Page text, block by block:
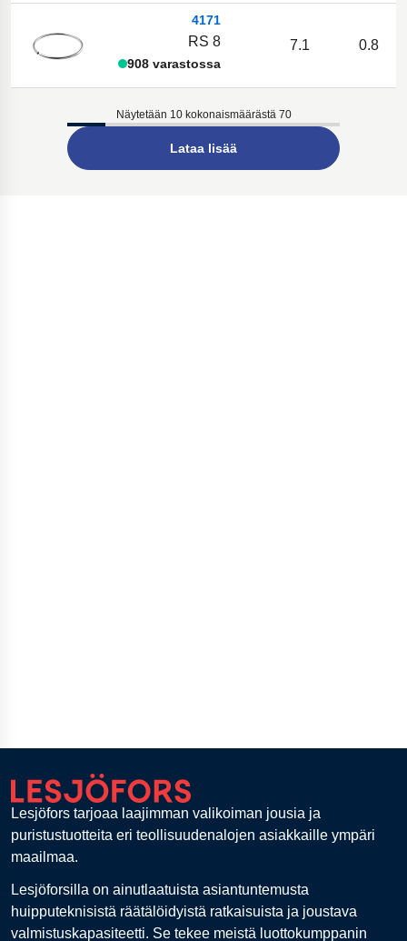
4171
RS 8
908 varastossa
7.1 0.8
Näytetään 10 kokonaismäärästä 70
Lataa lisää
Lesjöfors tarjoaa laajimman valikoiman jousia ja
puristustuotteita eri teollisuudenalojen asiakkaille ympäri
maailmaa.
Lesjöforsilla on ainutlaatuista asiantuntemusta
huipputeknisistä räätälöidyistä ratkaisuista ja joustava
valmistuskapasiteetti. Se tekee meistä luottokumppanin